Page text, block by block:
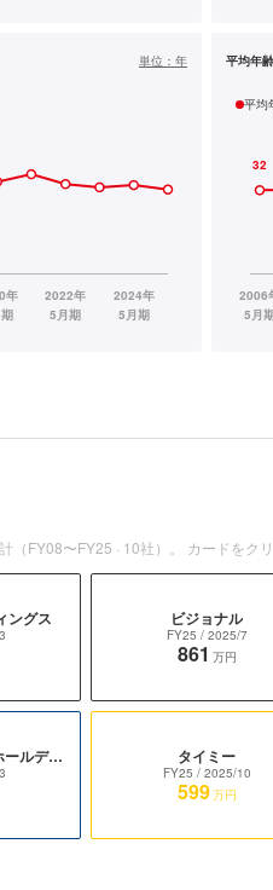
単位： 年 平均年
平均
（FY08〜FY25 · 10社）。 カードをク
ングス ビジョナル
FY25 / 2025/7
861 万円
メイテックグループホールディングス タイミー
FY25 / 2025/10
599万円